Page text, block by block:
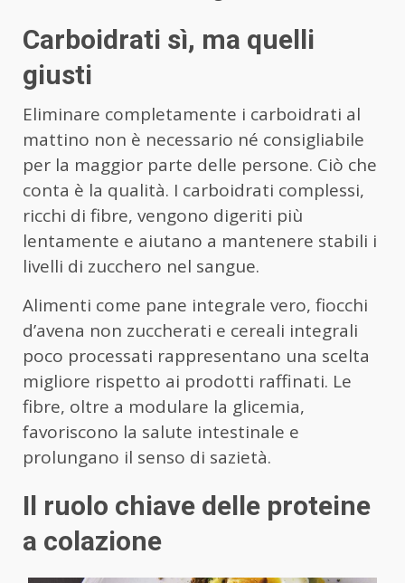
Carboidrati sì, ma quelli
giusti
Eliminare completamente i carboidrati al
mattino non è necessario né consigliabile
per la maggior parte delle persone. Ciò che
conta è la qualità. I carboidrati complessi,
ricchi di fibre, vengono digeriti più
lentamente e aiutano a mantenere stabili i
livelli di zucchero nel sangue.
Alimenti come pane integrale vero, fiocchi
d’avena non zuccherati e cereali integrali
poco processati rappresentano una scelta
migliore rispetto ai prodotti raffinati. Le
fibre, oltre a modulare la glicemia,
favoriscono la salute intestinale e
prolungano il senso di sazietà.
Il ruolo chiave delle proteine
a colazione